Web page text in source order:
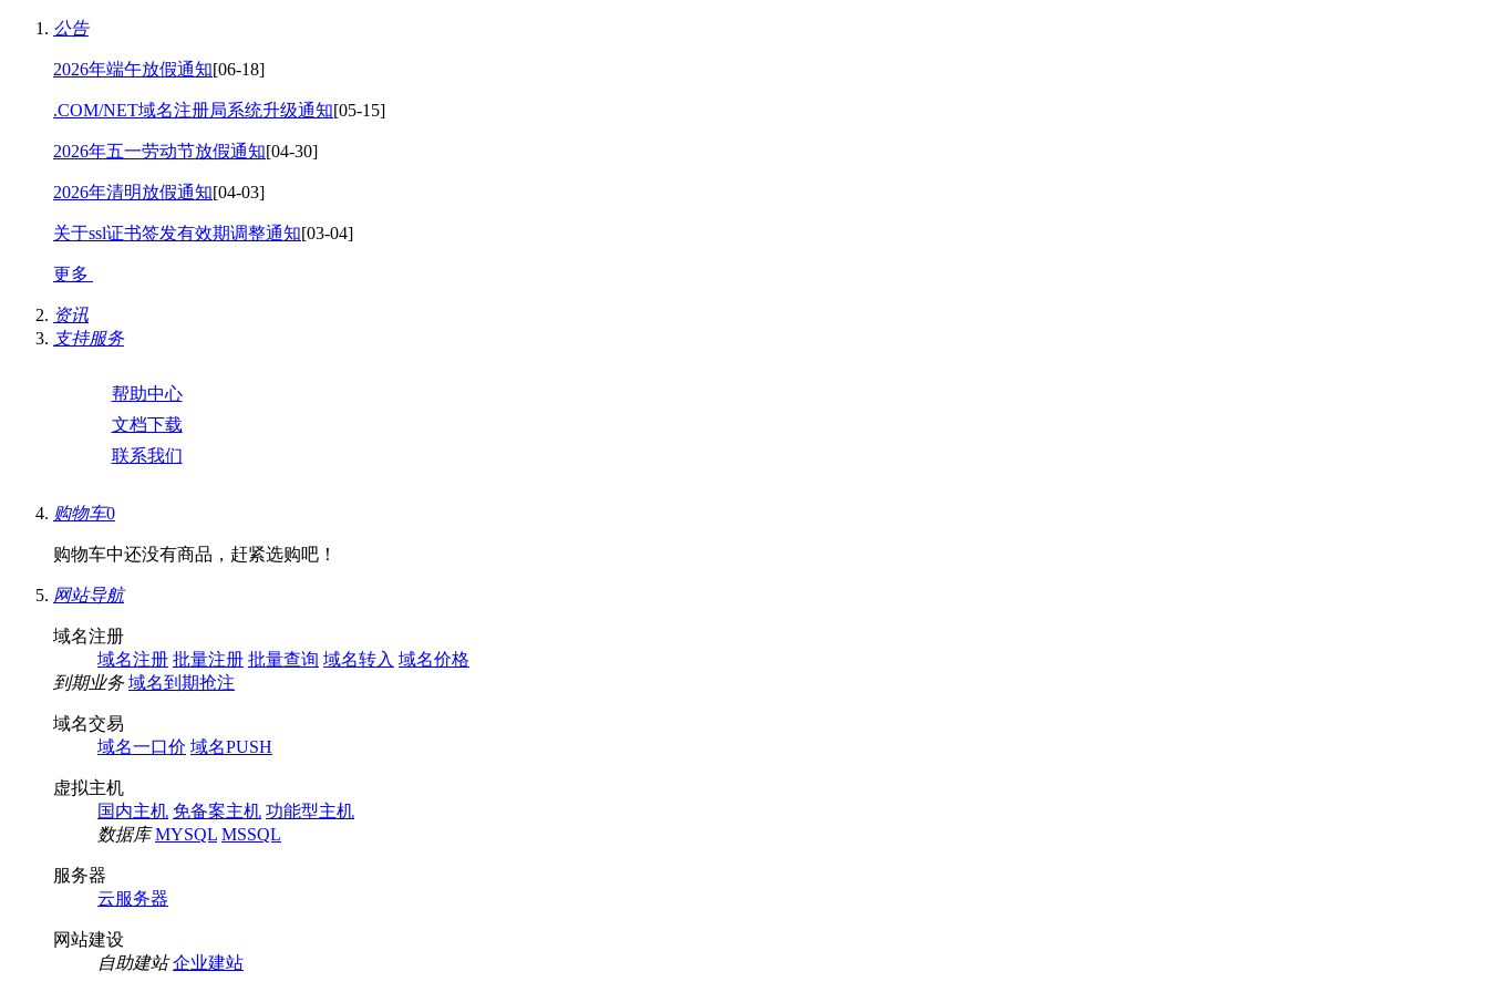
公告
2026年端午放假通知[06-18]
.COM/NET域名注册局系统升级通知[05-15]
2026年五一劳动节放假通知[04-30]
2026年清明放假通知[04-03]
关于ssl证书签发有效期调整通知[03-04]
更多
资讯
支持服务
帮助中心
文档下载
联系我们
购物车0
购物车中还没有商品，赶紧选购吧！
网站导航
域名注册
域名注册 批量注册 批量查询 域名转入 域名价格
到期业务 域名到期抢注
域名交易
域名一口价 域名PUSH
虚拟主机
国内主机 免备案主机 功能型主机
数据库 MYSQL MSSQL
服务器
云服务器
网站建设
自助建站 企业建站